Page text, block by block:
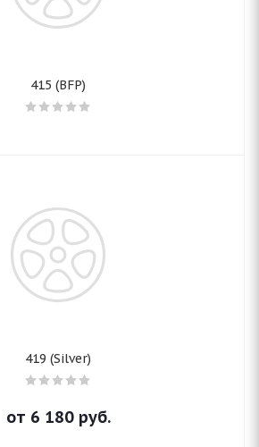
415 (BFP)
419 (Silver)
от 6 180руб.